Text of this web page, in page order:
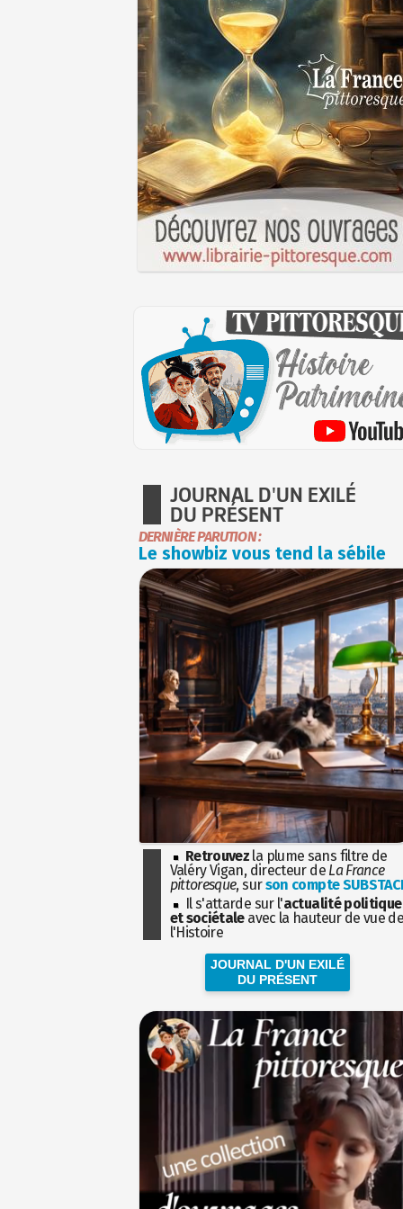
JOURNAL D'UN EXILÉ
DU PRÉSENT
DERNIÈRE PARUTION :
Le showbiz vous tend la sébile
Retrouvez la plume sans filtre de
Valéry Vigan, directeur de La France
pittoresque, surson compte
Il s'attarde sur l'actualité politique
et sociétaleavec la hauteur de vue
l'Histoire
JOURNAL D'UN EXILÉ
DU PRÉSENT